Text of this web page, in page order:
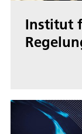
Institut